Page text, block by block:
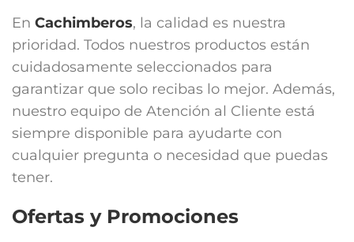
En Cachimberos, la calidad es nuestra
prioridad. Todos nuestros productos están
cuidadosamente seleccionados para
garantizar que solo recibas lo mejor. Además,
nuestro equipo de Atención al Cliente está
siempre disponible para ayudarte con
cualquier pregunta o necesidad que puedas
tener.
Ofertas y Promociones